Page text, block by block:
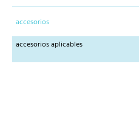
accesorios
accesorios aplicables